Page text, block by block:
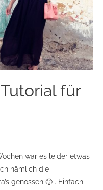
für
war es leider etwas
nämlich die
genossen 🙂 . Einfach